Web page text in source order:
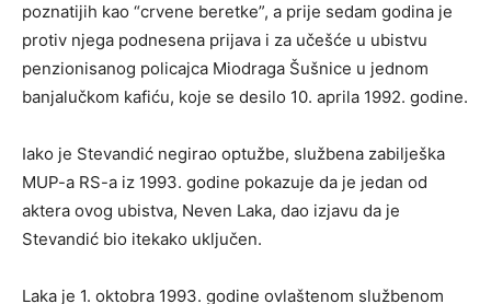
poznatijih kao “crvene beretke”, a prije sedam godina je
protiv njega podnesena prijava i za učešće u ubistvu
penzionisanog policajca Miodraga Šušnice u jednom
banjalučkom kafiću, koje se desilo 10. aprila 1992. godine.
Iako je Stevandić negirao optužbe, službena zabilješka
MUP-a RS-a iz 1993. godine pokazuje da je jedan od
aktera ovog ubistva, Neven Laka, dao izjavu da je
Stevandić bio itekako uključen.
Laka je 1. oktobra 1993. godine ovlaštenom službenom